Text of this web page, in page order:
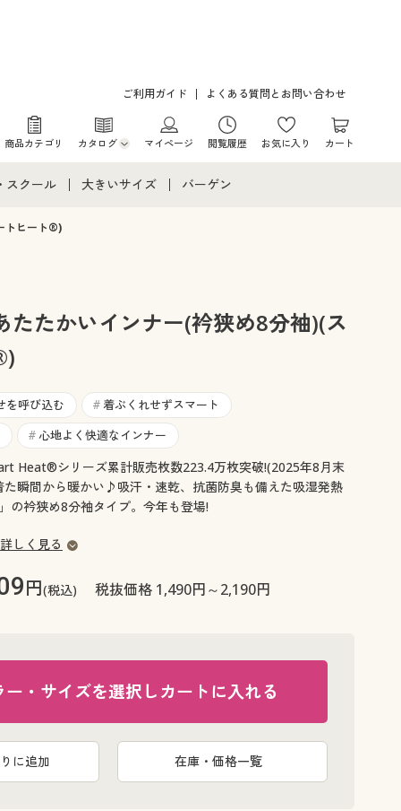
ご利用ガイド よくある質問とお問い合わせ
商品カテゴリ カタログ
カタログ・チラシからのご注文
マイページ 閲覧履歴 お気に入り カート
スクール
スクールすべて
ア・ティーンズ下着
大きいサイズ
大きいサイズ レディース下着
大きいサイズ 事務・制服
バーゲン
トヒート®)
たたかいインナー(衿狭め8分袖)(ス
を呼び込む # 着ぶくれせずスマート
# 心地よく快適なインナー
Heat®シリーズ累計販売枚数223.4万枚突破!(2025年8月末
瞬間から暖かい♪吸汗・速乾、抗菌防臭も備えた吸湿発熱
の衿狭め8分袖タイプ。今年も登場!
しく見る
円(税込) 税抜価格 1,490円～2,190円
ー・サイズを選択しカートに入れる
に追加 在庫・価格一覧